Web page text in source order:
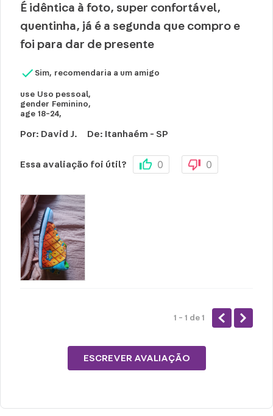
É idêntica à foto, super confortável,
quentinha, já é a segunda que compro e
foi para dar de presente
Sim, recomendaria a um amigo
use Uso pessoal,
gender Feminino,
age 18-24,
Por: David J. De: Itanhaém - SP
Essa avaliação foi útil? 0 0
1 - 1 de 1
ESCREVER AVALIAÇÃO